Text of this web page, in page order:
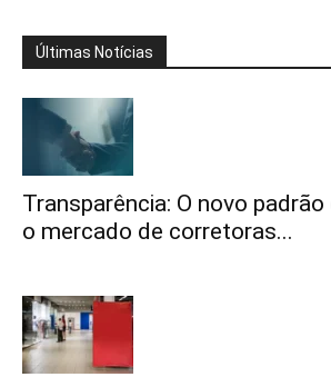
Últimas Notícias
Transparência: O novo
o mercado de corretoras...